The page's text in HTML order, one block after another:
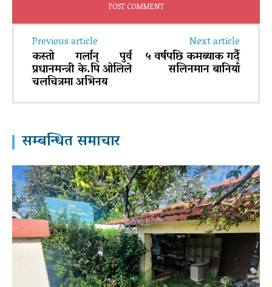
Previous article
कस्तो गर्लान् पुर्व
प्रधानमन्त्री के.पि ओलिले
चलचित्रमा अभिनय
Next article
५ वर्षपछि कमब्याक गर्दै
सलिनमान बानियाँ
सम्बन्धित समाचार